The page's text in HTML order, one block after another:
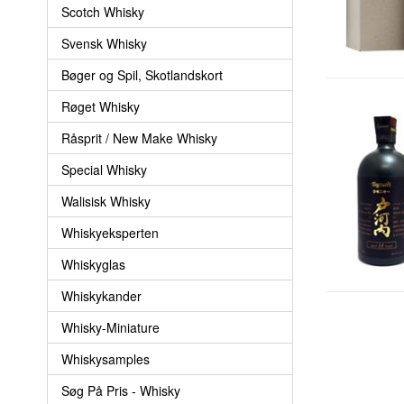
Scotch Whisky
Svensk Whisky
Bøger og Spil, Skotlandskort
Røget Whisky
Råsprit / New Make Whisky
Special Whisky
Walisisk Whisky
Whiskyeksperten
Whiskyglas
Whiskykander
Whisky-Miniature
Whiskysamples
Søg På Pris - Whisky